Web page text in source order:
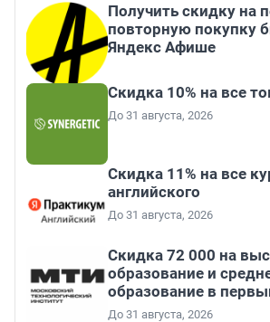
Получить скидку на
повторную покупку
Яндекс Афише
Скидка 10% на все
До 31 августа, 2026
Скидка 11% на все
английского
До 31 августа, 2026
Скидка 72 000 на
образование и
образование в
До 31 августа, 2026